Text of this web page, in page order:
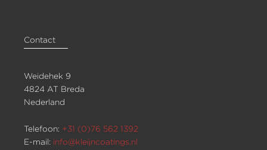
Contact
Weidehek 9
4824 AT Breda
Nederland
Telefoon: +31 (0)76 562 1392
E-mail: info@kleijncoatings.nl